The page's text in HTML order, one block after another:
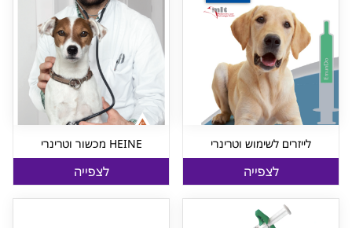
לייזרים לשימוש וטרינרי
לצפייה
HEINE מכשור וטרינרי
לצפייה